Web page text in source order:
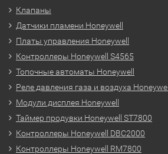
Клапаны
Датчики пламени Honeywell
Платы управления Honeywell
Контроллеры Honeywell S4565
Топочные автоматы Honeywell
Реле давления газа и воздуха Honeywell
Модули дисплея Honeywell
Таймер продувки Honeywell ST7800
Контроллеры Honeywell DBC2000
Контроллеры Honeywell RM7800